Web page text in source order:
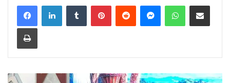
FacebookLinkedInTumblr PinterestReddit MessengerWhatsAppShare via Email
Print